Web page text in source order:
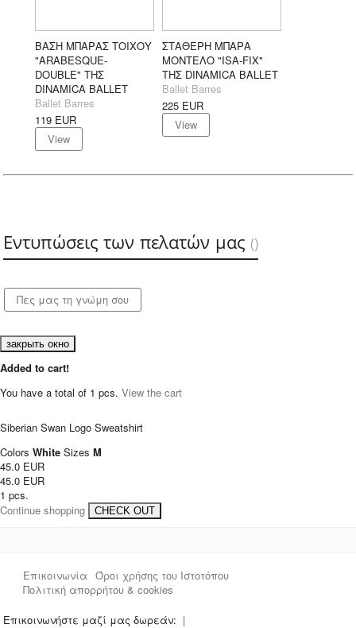
ΒΑΣΗ ΜΠΑΡΑΣ ΤΟΙΧΟΥ
"ARABESQUE-
DOUBLE" ΤΗΣ
DINAMICA BALLET
Ballet Barres
119 EUR
View
ΣΤΑΘΕΡΗ ΜΠΑΡΑ
ΜΟΝΤΕΛΟ "ISA-FIX"
ΤΗΣ DINAMICA BALLET
Ballet Barres
225 EUR
View
Εντυπώσεις των πελατών μας ()
закрыть окно
Added to cart!
You have a total of 1 pcs. View the cart
Siberian Swan Logo Sweatshirt
Colors White Sizes M
45.0 EUR
45.0 EUR
1 pcs.
Continue shopping
CHECK OUT
Επικοινωνία Όροι χρήσης του Ιστοτόπου
Πολιτική απορρήτου & cookies
Επικοινωνήστε μαζί μας δωρεάν: